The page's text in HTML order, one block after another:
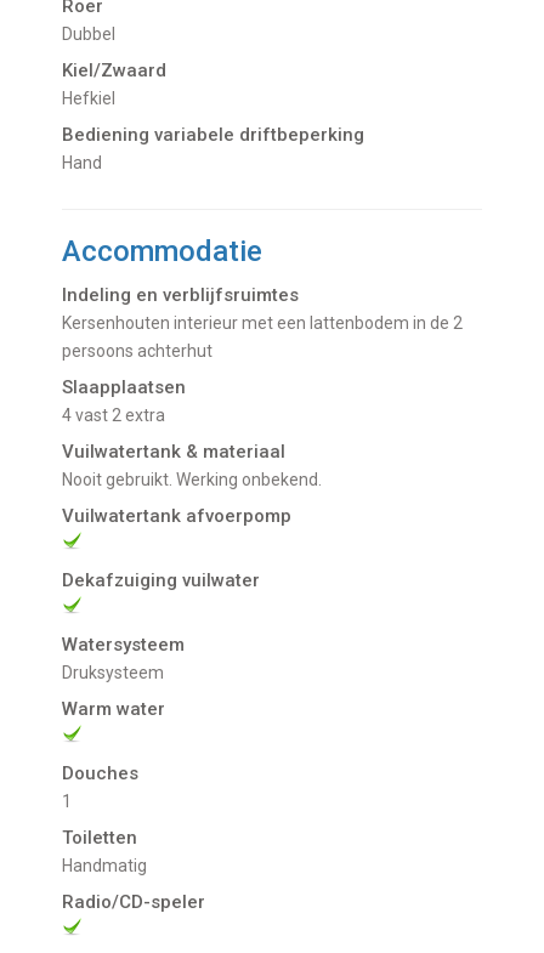
Roer
Dubbel
Kiel/Zwaard
Hefkiel
Bediening variabele driftbeperking
hand
Accommodatie
Indeling en verblijfsruimtes
Kersenhouten interieur met een lattenbodem in de 2
persoons achterhut
Slaapplaatsen
4 vast 2 extra
Vuilwatertank & materiaal
Nooit gebruikt. Werking onbekend.
Vuilwatertank afvoerpomp
Dekafzuiging vuilwater
Watersysteem
Druksysteem
Warm water
Douches
1
Toiletten
Handmatig
Radio/CD-speler